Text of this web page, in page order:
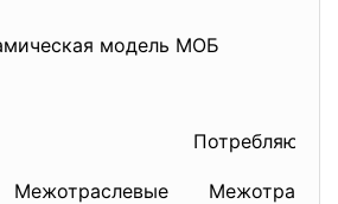
модель МОБ
Межотраслевые